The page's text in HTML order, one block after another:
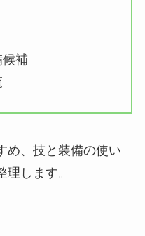
候補
め、技と装備の使い
します。